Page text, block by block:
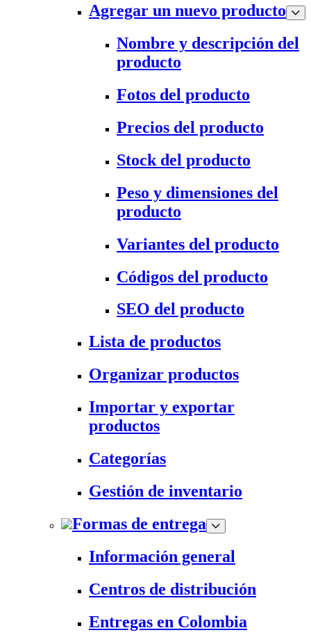
Agregar un nuevo producto
Nombre y descripción del
producto
Fotos del producto
Precios del producto
Stock del producto
Peso y dimensiones del
producto
Variantes del producto
Códigos del producto
SEO del producto
Lista de productos
Organizar productos
Importar y exportar
productos
Categorías
Gestión de inventario
Formas de entrega
Información general
Centros de distribución
Entregas en Colombia